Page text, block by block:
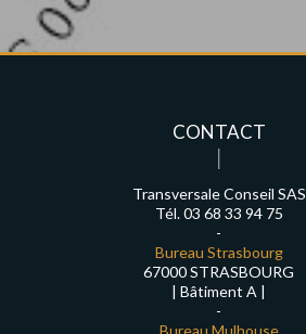
CONTACT
Transversale Conseil SAS
Tél. 03 68 33 94 75
-
Bureau Strasbourg
67000 STRASBOURG
| Bâtiment A |
-
Bureau Mulhouse